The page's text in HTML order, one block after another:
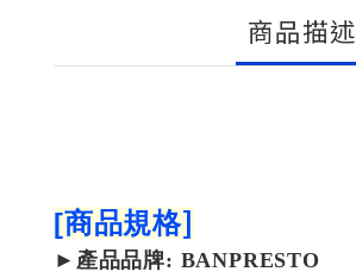
商品描述
[商品規格]
► 產品品牌: BANPRESTO